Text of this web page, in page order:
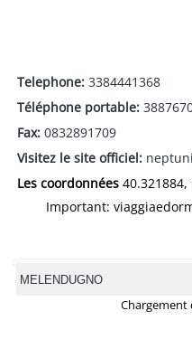
Telephone: 3384441368
Téléphone portable:
Fax: 0832891709
Visitez le site officiel:
Les coordonnées 40.321884,
Important:
Chargement